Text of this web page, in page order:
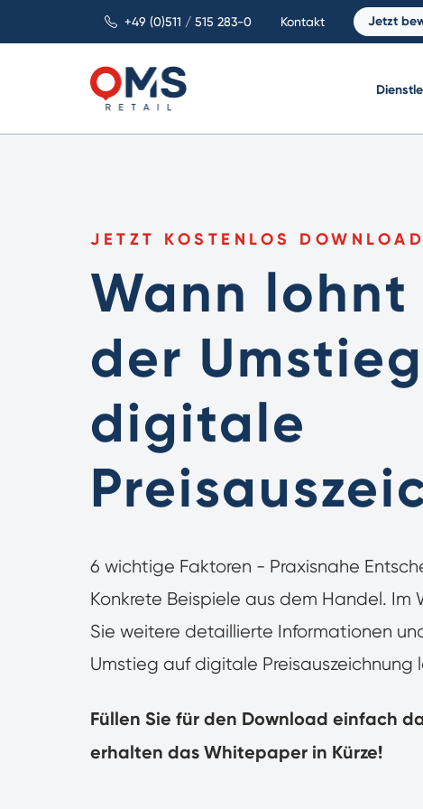
+49 (0)511 / 515 283-0 Kontakt Jetzt
JETZT KOSTENLOS
Wann lohnt
der
digitale
6 wichtige Faktoren - Praxisnahe
Konkrete Beispiele aus dem Handel. Im
Sie weitere detaillierte Informationen
Umstieg auf digitale Preisauszeichnung
Füllen Sie für den Download einfach
erhalten das Whitepaper in Kürze!